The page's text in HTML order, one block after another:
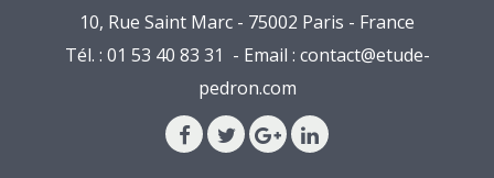
10, Rue Saint Marc - 75002 Paris - France
Tél. : 01 53 40 83 31 - Email : contact@etude-
pedron.com